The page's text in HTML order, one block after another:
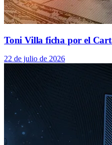
Toni Villa ficha por el
22 de julio de 2026